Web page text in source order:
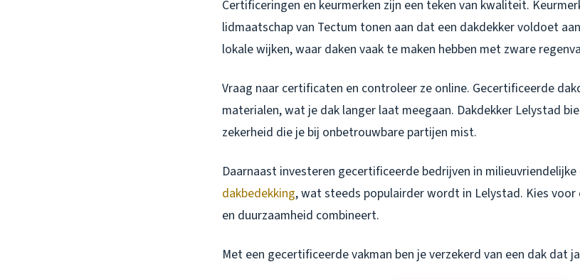
Certificeringen en keurmerken zijn een teken van kwaliteit.
lidmaatschap van Tectum tonen aan dat een dakdekker voldoet
lokale wijken, waar daken vaak te maken hebben met zware
Vraag naar certificaten en controleer ze online. Gecertificeerde
materialen, wat je dak langer laat meegaan. Dakdekker Lelystad
zekerheid die je bij onbetrouwbare partijen mist.
Daarnaast investeren gecertificeerde bedrijven in
dakbedekking, wat steeds populairder wordt in Lelystad. Kies
en duurzaamheid combineert.
Met een gecertificeerde vakman ben je verzekerd van een dak dat